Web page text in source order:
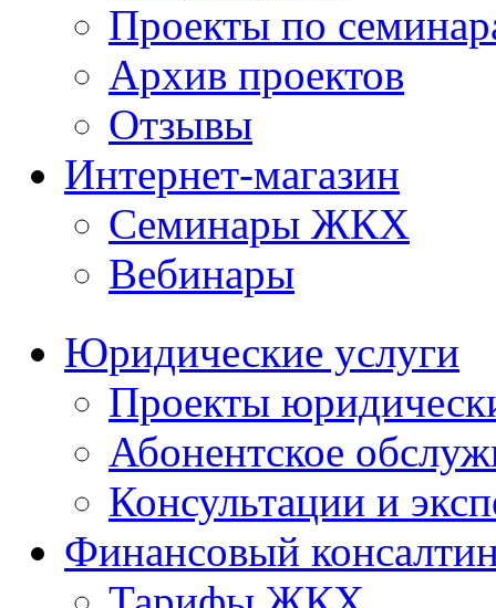
Проекты по
Архив проектов
Отзывы
Интернет-магазин
Семинары ЖКХ
Вебинары
Юридические услуги
Проекты
Абонентское
Консультации и
Финансовый